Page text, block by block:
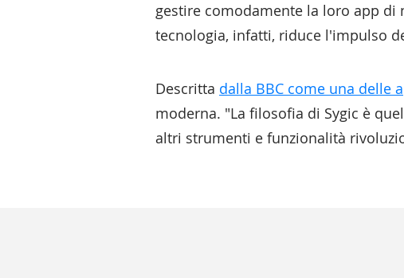
gestire comodamente la loro app
tecnologia, infatti, riduce l'impulso
Descritta dalla BBC come una delle
moderna. "La filosofia di Sygic è
altri strumenti e funzionalità